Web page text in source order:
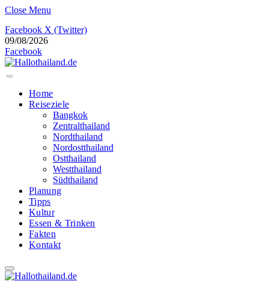
Close Menu
Facebook X (Twitter)
09/08/2026
Facebook
Home
Reiseziele
Bangkok
Zentralthailand
Nordthailand
Nordostthailand
Ostthailand
Westthailand
Südthailand
Planung
Tipps
Kultur
Essen & Trinken
Fakten
Kontakt